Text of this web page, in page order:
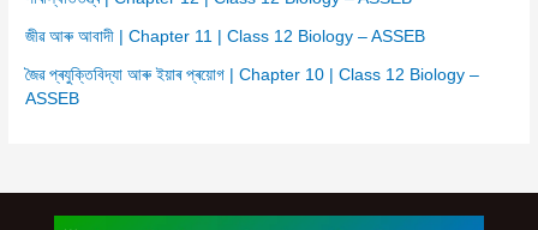
জীৱ আৰু আবাদী | Chapter 11 | Class 12 Biology – ASSEB
জৈৱ প্ৰযুক্তিবিদ্যা আৰু ইয়াৰ প্ৰয়োগ | Chapter 10 | Class 12 Biology –
ASSEB